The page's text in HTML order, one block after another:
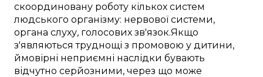
скоординовану роботу кількох систем
людського організму: нервової системи,
органа слуху, голосових зв'язок.Якщо
з'являються труднощі з промовою у дитини,
ймовірні неприємні наслідки бувають
відчутно серйозними, через що може